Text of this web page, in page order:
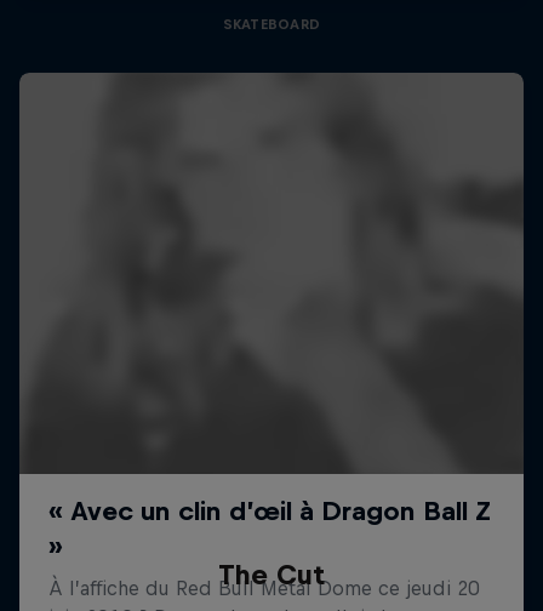
SKATEBOARD
The Cut